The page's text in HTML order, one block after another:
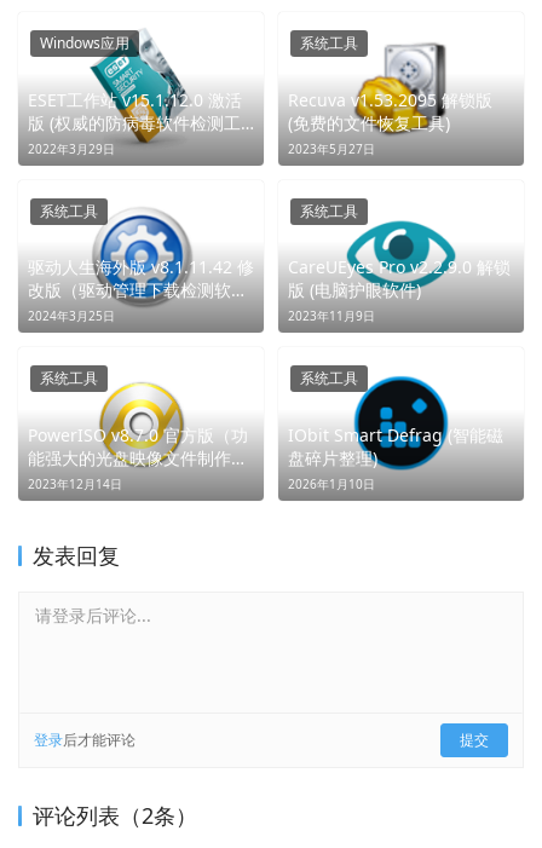
ESET工作站 v15.1.12.0 激活
版 (权威的防病毒软件检测工
具)
2022年3月29日
Windows应用
Recuva v1.53.2095 解锁版
(免费的文件恢复工具)
2023年5月27日
系统工具
驱动人生海外版 v8.1.11.42 修
改版（驱动管理下载检测软
件） (驱动纯净，掌控人生)
2024年3月25日
系统工具
CareUEyes Pro v2.2.9.0 解锁
版 (电脑护眼软件)
2023年11月9日
系统工具
PowerISO v8.7.0 官方版（功
能强大的光盘映像文件制作软
件）
2023年12月14日
系统工具
IObit Smart Defrag (智能磁
盘碎片整理)
2026年1月10日
系统工具
发表回复
请登录后评论...
登录后才能评论 提交
评论列表（2条）